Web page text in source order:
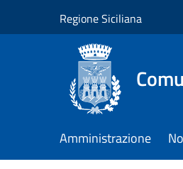
Regione Siciliana
Amministrazione